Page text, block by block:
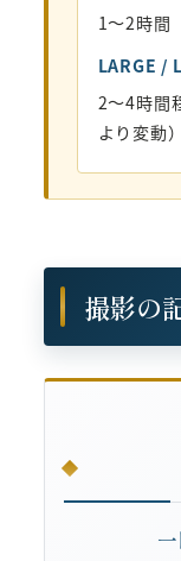
1〜2時間
LARGE /
2〜4時間
より変動）
撮影の